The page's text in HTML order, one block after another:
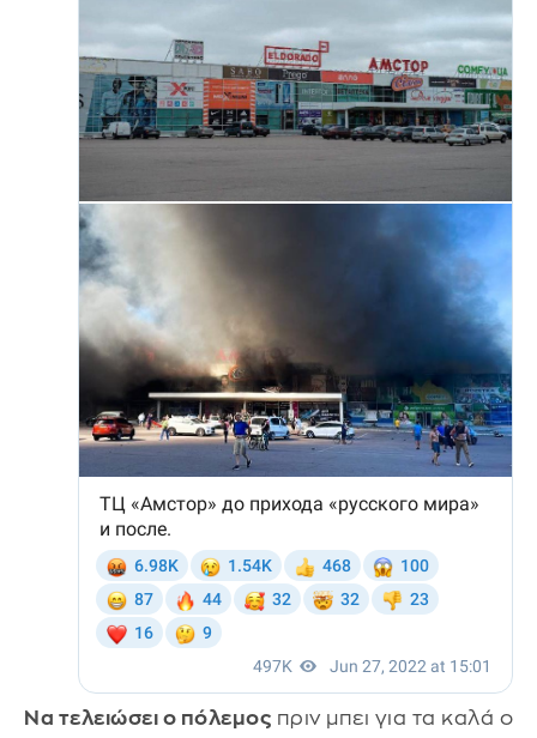
Να τελειώσει ο πόλεμος πριν μπει για τα καλά ο